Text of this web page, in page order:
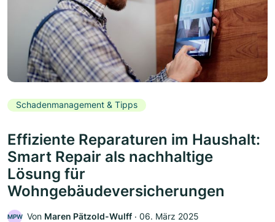
Schadenmanagement & Tipps
Effiziente Reparaturen im Haushalt:
Smart Repair als nachhaltige
Lösung für
Wohngebäudeversicherungen
MPW Von Maren Pätzold-Wulff ‧ 06. März 2025